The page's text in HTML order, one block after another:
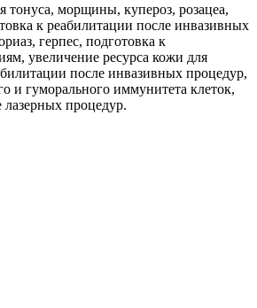
тонуса, морщины, купероз, розацеа,
к реабилитации после инвазивных
герпес, подготовка к
увеличение ресурса кожи для
после инвазивных процедур,
и гуморального иммунитета клеток,
лазерных процедур.